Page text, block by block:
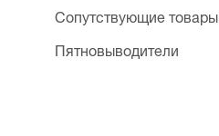
Сопутствующие товары
Пятновыводители